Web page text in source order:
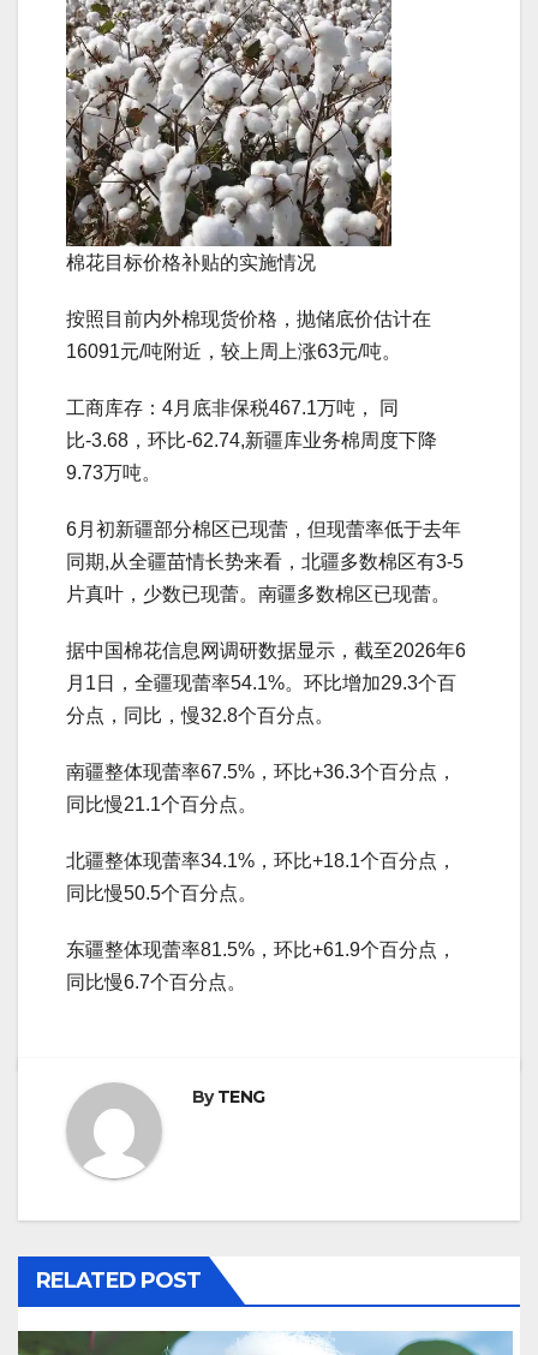
棉花目标价格补贴的实施情况
按照目前内外棉现货价格，抛储底价估计在
16091元/吨附近，较上周上涨63元/吨。
工商库存：4月底非保税467.1万吨， 同
比-3.68，环比-62.74,新疆库业务棉周度下降
9.73万吨。
6月初新疆部分棉区已现蕾，但现蕾率低于去年
同期,从全疆苗情长势来看，北疆多数棉区有3-5
片真叶，少数已现蕾。南疆多数棉区已现蕾。
据中国棉花信息网调研数据显示，截至2026年6
月1日，全疆现蕾率54.1%。环比增加29.3个百
分点，同比，慢32.8个百分点。
南疆整体现蕾率67.5%，环比+36.3个百分点，
同比慢21.1个百分点。
北疆整体现蕾率34.1%，环比+18.1个百分点，
同比慢50.5个百分点。
东疆整体现蕾率81.5%，环比+61.9个百分点，
同比慢6.7个百分点。
ByTENG
RELATED POST